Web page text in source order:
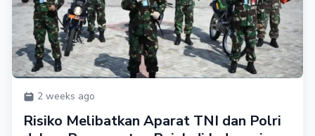
2 weeks ago
Risiko Melibatkan Aparat TNI dan Polri